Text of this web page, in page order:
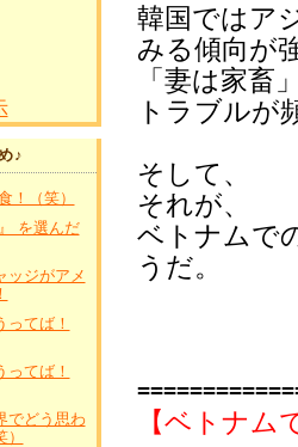
♪
！（笑）
を選んだ
ッジがアメ
ってば！
ってば！
でどう思わ
韓国ではア
みる傾向が
「妻は家畜
トラブルが
そして、
それが、
ベトナムで
うだ。
【ベトナム